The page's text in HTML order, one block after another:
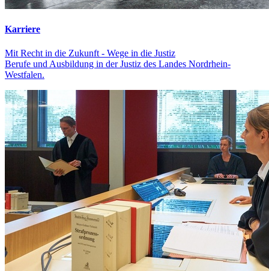
Karriere
Mit Recht in die Zukunft - Wege in die Justiz
Berufe und Ausbildung in der Justiz des Landes Nordrhein-
Westfalen.